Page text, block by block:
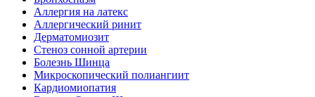
Аллергия на латекс
Аллергический ринит
Дерматомиозит
Стеноз сонной артерии
Болезнь Шинца
Микроскопический полиангиит
Кардиомиопатия